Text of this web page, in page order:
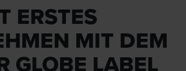
ERSTES
MIT DEM
GLOBE LABEL